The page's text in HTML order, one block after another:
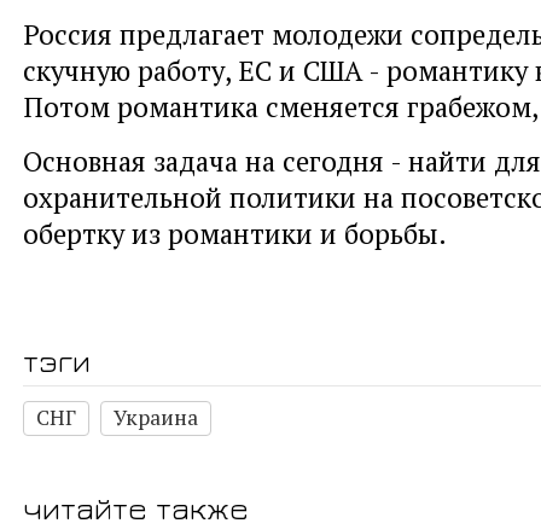
Россия предлагает молодежи
скучную работу, ЕС и США - романтику
Потом романтика сменяется
Основная задача на сегодня - найти
охранительной политики на
обертку из романтики и борьбы.
тэги
СНГ Украина
читайте также